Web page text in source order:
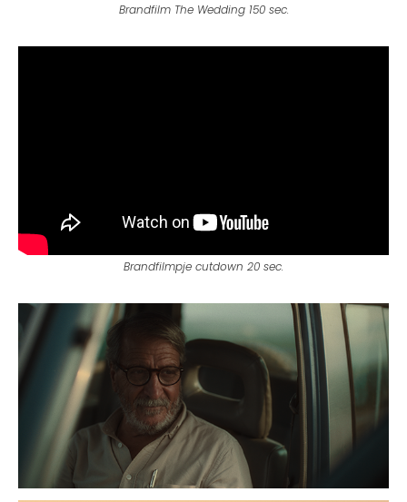
Brandfilm The Wedding 150 sec.
Brandfilmpje cutdown 20 sec.